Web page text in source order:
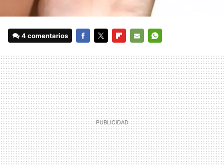
4 comentarios
MAIL